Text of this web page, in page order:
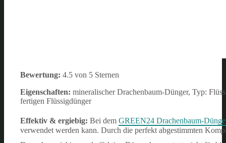
Bewertung: 4.5 von 5 Sternen
Eigenschaften: mineralischer Drachenbaum-Dünger, Typ:
fertigen Flüssigdünger
Effektiv & ergiebig: Bei dem GREEN24 Drachenbaum-
verwendet werden kann. Durch die perfekt abgestimmten